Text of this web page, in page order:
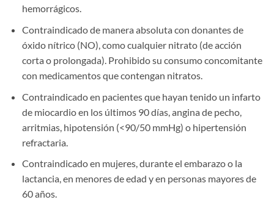
hemorrágicos.
Contraindicado de manera absoluta con donantes de
óxido nítrico (NO), como cualquier nitrato (de acción
corta o prolongada). Prohibido su consumo concomitante
con medicamentos que contengan nitratos.
Contraindicado en pacientes que hayan tenido un infarto
de miocardio en los últimos 90 días, angina de pecho,
arritmias, hipotensión (<90/50 mmHg) o hipertensión
refractaria.
Contraindicado en mujeres, durante el embarazo o la
lactancia, en menores de edad y en personas mayores de
60 años.